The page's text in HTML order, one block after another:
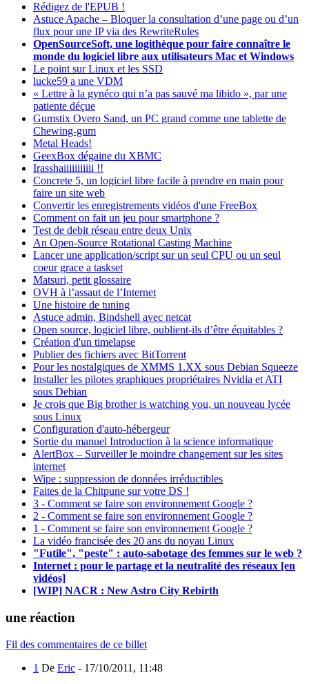
Rédigez de l'EPUB !
Astuce Apache – Bloquer la consultation d’une page ou d’un
flux pour une IP via des RewriteRules
OpenSourceSoft, une logithèque pour faire connaître le
monde du logiciel libre aux utilisateurs Mac et Windows
Le point sur Linux et les SSD
lucke59 a une VDM
« Lettre à la gynéco qui n’a pas sauvé ma libido », par une
patiente déçue
Gumstix Overo Sand, un PC grand comme une tablette de
Chewing-gum
Metal Heads!
GeexBox dégaine du XBMC
Irasshaiiiiiiiiiii !!
Concrete 5, un logiciel libre facile à prendre en main pour
faire un site web
Convertir les enregistrements vidéos d'une FreeBox
Comment on fait un jeu pour smartphone ?
Test de debit réseau entre deux Unix
An Open-Source Rotational Casting Machine
Lancer une application/script sur un seul CPU ou un seul
coeur grace a taskset
Matsuri, petit glossaire
OVH à l’assaut de l’Internet
Une histoire de tuning
Astuce admin, Bindshell avec netcat
Open source, logiciel libre, oublient-ils d’être équitables ?
Création d'un timelapse
Publier des fichiers avec BitTorrent
Pour les nostalgiques de XMMS 1.XX sous Debian Squeeze
Installer les pilotes graphiques propriétaires Nvidia et ATI
sous Debian
Je crois que Big brother is watching you, un nouveau lycée
sous Linux
Configuration d'auto-hébergeur
Sortie du manuel Introduction à la science informatique
AlertBox – Surveiller le moindre changement sur les sites
internet
Wipe : suppression de données irréductibles
Faites de la Chitpune sur votre DS !
3 - Comment se faire son environnement Google ?
2 - Comment se faire son environnement Google ?
1 - Comment se faire son environnement Google ?
La vidéo francisée des 20 ans du noyau Linux
"Futile", "peste" : auto-sabotage des femmes sur le web ?
Internet : pour le partage et la neutralité des réseaux [en
vidéos]
[WIP] NACR : New Astro City Rebirth
une réaction
Fil des commentaires de ce billet
1 De Eric - 17/10/2011, 11:48